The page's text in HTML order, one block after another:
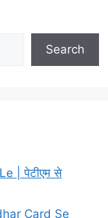
Search
| पेटीएम से
Card Se